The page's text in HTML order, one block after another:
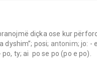
dyshim”; posi; antonim; jo: -
ty; ai  po se po (po e po).